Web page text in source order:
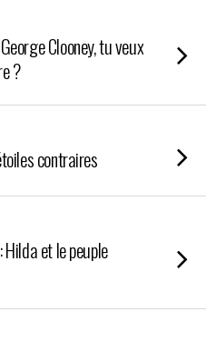
Clooney, tu veux
?
contraires
et le peuple